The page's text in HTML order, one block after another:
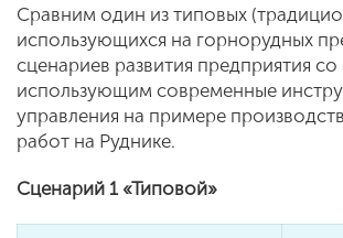
Cравним один из типовых
использующихся на горнорудных
сценариев развития предприятия
использующим современные
управления на примере
работ на Руднике.
Сценарий 1 «Типовой»